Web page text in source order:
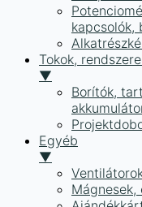
kapcsolók,
Tokok,
▼
Borítók,
Egyéb
▼
Mágnesek,